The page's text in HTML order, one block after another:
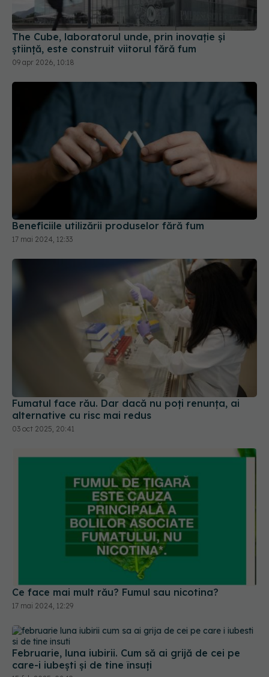
The Cube, laboratorul unde, prin inovație și
știință, este construit viitorul fără fum
09 apr 2026, 10:18
Fumatul face rău. Dar dacă nu poți renunța, ai
alternative cu risc mai redus
03 oct 2025, 20:41
Ce face mai mult rău? Fumul sau nicotina?
Februarie, luna iubirii. Cum să ai grijă de cei pe
care-i iubești și de tine însuți
15 feb 2025, 08:19